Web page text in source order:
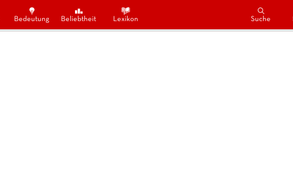
Bedeutung Beliebtheit Lexikon Suche